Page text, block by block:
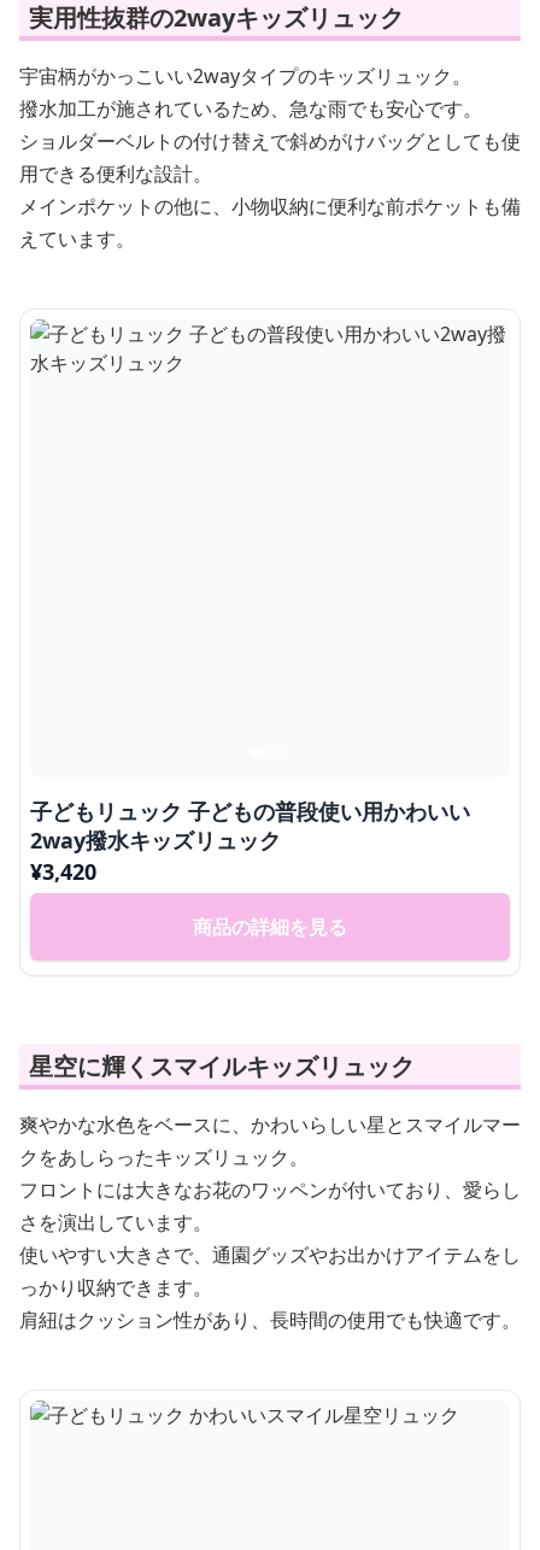
実用性抜群の2wayキッズリュック
宇宙柄がかっこいい2wayタイプのキッズリュック。
撥水加工が施されているため、急な雨でも安心です。
ショルダーベルトの付け替えで斜めがけバッグとしても使
用できる便利な設計。
メインポケットの他に、小物収納に便利な前ポケットも備
えています。
子どもリュック 子どもの普段使い用かわいい
2way撥水キッズリュック
¥3,420
商品の詳細を見る
星空に輝くスマイルキッズリュック
爽やかな水色をベースに、かわいらしい星とスマイルマー
クをあしらったキッズリュック。
フロントには大きなお花のワッペンが付いており、愛らし
さを演出しています。
使いやすい大きさで、通園グッズやお出かけアイテムをし
っかり収納できます。
肩紐はクッション性があり、長時間の使用でも快適です。